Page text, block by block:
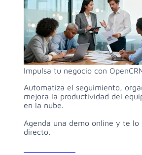
Impulsa tu negocio con
Automatiza el seguimiento,
mejora la productividad del
en la nube.
Agenda una demo online y te lo
directo.